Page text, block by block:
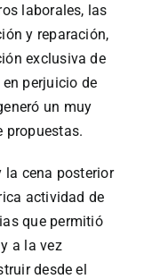
laborales, las
y reparación,
exclusiva de
perjuicio de
un muy
propuestas.
la cena posterior
actividad de
que permitió
a la vez
desde el